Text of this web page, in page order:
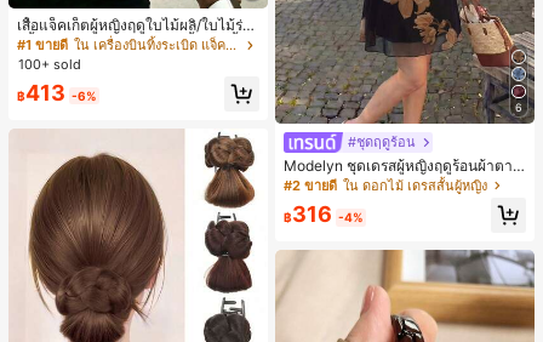
เสื้อแจ็คเก็ตผู้หญิงฤดูใบไม้ผลิ/ใบไม้ร่วง
สีพื้น หนังเทียม สไตล์ปกคอเสื้อ ซิปขึ้น
แขนยาว สไตล์ลำลอง วิทยาลัย สนามบิ
ไม้ร่วง
#1 ขายดี
ใน เครื่องบินทิ้งระเบิด แจ็คเก็ตผู้หญิง
100+ sold
฿413 -6%
6
#ชุดฤดูร้อน
Modelyn ชุดเดรสผู้หญิงฤดูร้อนผ้าตาข่
ายพิมพ์ลาย คอไม่สมมาตร จับจีบ หรูหร
#2 ขายดี ใน ดอกไม้ เดรสสั้นผู้หญิง
฿316 -4%